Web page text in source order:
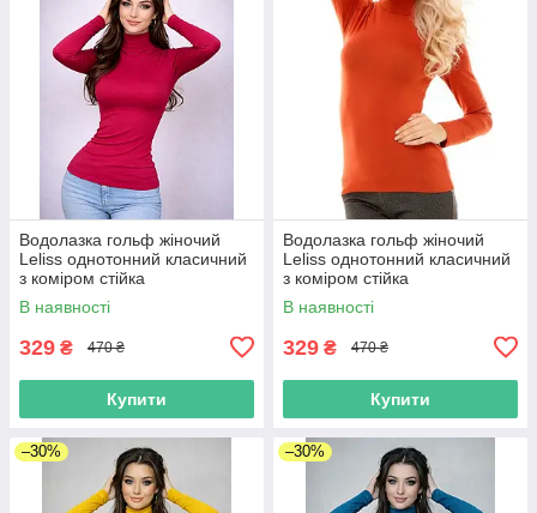
Водолазка гольф жіночий
Leliss однотонний класичний
з коміром стійка
демісезонний віскоза
малиновий
В наявності
329 ₴ 470 ₴
Купити
Водолазка гольф жіночий
Leliss однотонний класичний
з коміром стійка
демісезонний віскоза теракот
В наявності
329 ₴ 470 ₴
Купити
–30% –30%